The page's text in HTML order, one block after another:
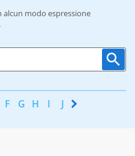
modo espressione
F G H I J K